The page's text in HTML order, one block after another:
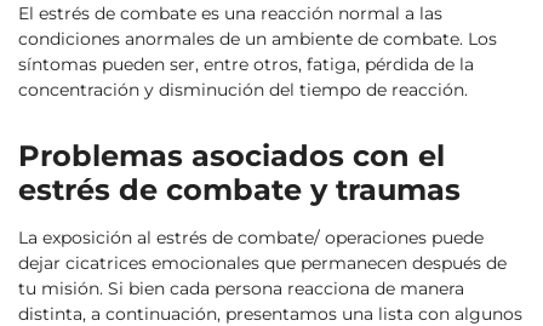
El estrés de combate es una reacción normal a las
condiciones anormales de un ambiente de combate. Los
síntomas pueden ser, entre otros, fatiga, pérdida de la
concentración y disminución del tiempo de reacción.
Problemas asociados con el
estrés de combate y traumas
La exposición al estrés de combate/ operaciones puede
dejar cicatrices emocionales que permanecen después de
tu misión. Si bien cada persona reacciona de manera
distinta, a continuación, presentamos una lista con algunos